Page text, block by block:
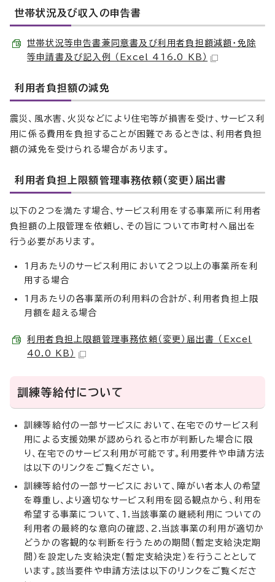
世帯状況及び収入の申告書
世帯状況等申告書兼同意書及び利用者負担額減額・免除
等申請書及び記入例 （Excel 416.0 KB）
利用者負担額の減免
震災、風水害、火災などにより住宅等が損害を受け、サービス利
用に係る費用を負担することが困難であるときは、利用者負担
額の減免を受けられる場合があります。
利用者負担上限額管理事務依頼（変更）届出書
以下の2つを満たす場合、サービス利用をする事業所に利用者
負担額の上限管理を依頼し、その旨について市町村へ届出を
行う必要があります。
1月あたりのサービス利用において2つ以上の事業所を利
用する場合
1月あたりの各事業所の利用料の合計が、利用者負担上限
月額を超える場合
利用者負担上限額管理事務依頼（変更）届出書 （Excel
40.0 KB）
訓練等給付について
訓練等給付の一部サービスにおいて、在宅でのサービス利
用による支援効果が認められると市が判断した場合に限
り、在宅でのサービス利用が可能です。利用要件や申請方法
は以下のリンクをご覧ください。
訓練等給付の一部サービスにおいて、障がい者本人の希望
を尊重し、より適切なサービス利用を図る観点から、利用を
希望する事業について、1.当該事業の継続利用についての
利用者の最終的な意向の確認、2.当該事業の利用が適切か
どうかの客観的な判断を行うための期間（暫定支給決定期
間）を設定した支給決定（暫定支給決定）を行うこととして
います。該当要件や申請方法は以下のリンクをご覧くださ